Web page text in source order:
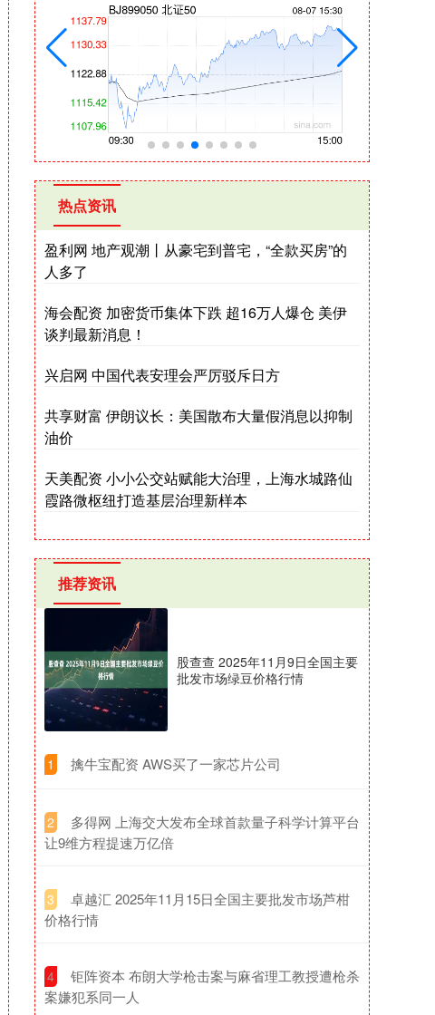
热点资讯
盈利网 地产观潮丨从豪宅到普宅，“全款买房”的
人多了
海会配资 加密货币集体下跌 超16万人爆仓 美伊
谈判最新消息！
兴启网 中国代表安理会严厉驳斥日方
共享财富 伊朗议长：美国散布大量假消息以抑制
油价
天美配资 小小公交站赋能大治理，上海水城路仙
霞路微枢纽打造基层治理新样本
推荐资讯
股查查 2025年11月9日全国主要
批发市场绿豆价格行情
1 ​擒牛宝配资 AWS买了一家芯片公司
2
​多得网 上海交大发布全球首款量子科学计算平台
让9维方程提速万亿倍
3
​卓越汇 2025年11月15日全国主要批发市场芦柑
价格行情
4
​钜阵资本 布朗大学枪击案与麻省理工教授遭枪杀
案嫌犯系同一人